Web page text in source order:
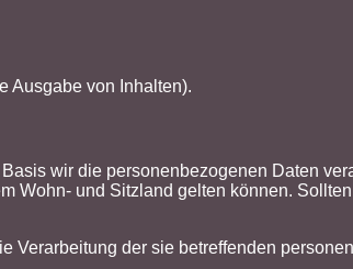
Ausgabe von Inhalten).
wir die personenbezogenen Daten
Wohn- und Sitzland gelten können.
Verarbeitung der sie betreffenden